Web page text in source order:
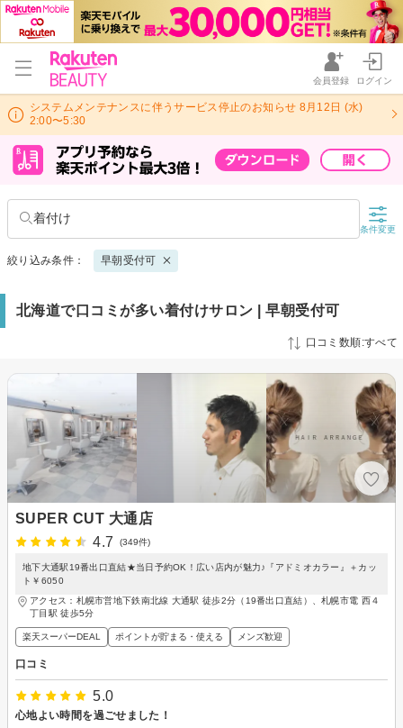
会員登録 ログイン
システムメンテナンスに伴うサービス停止のお知らせ 8月12日 (水)
2:00〜5:30
着付け
条件変更
絞り込み条件： 早朝受付可
北海道で口コミが多い着付けサロン | 早朝受付可
口コミ数順:すべて
SUPER CUT 大通店
4.7
(349件)
地下大通駅19番出口直結★当日予約OK！広い店内が魅力♪『アドミオカラー』＋カッ
ト￥6050
アクセス：札幌市営地下鉄南北線 大通駅 徒歩2分（19番出口直結）、札幌市電 西４
丁目駅 徒歩5分
楽天スーパーDEAL ポイントが貯まる・使える メンズ歓迎
口コミ
5.0
心地よい時間を過ごせました！